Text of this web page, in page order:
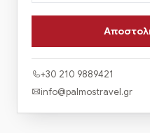
+30 210 9889421
info@palmostravel.gr